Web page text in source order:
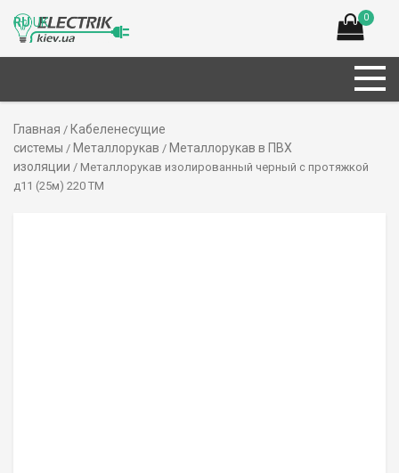
0
Главная / Кабеленесущие
системы / Металлорукав / Металлорукав в ПВХ
изоляции / Металлорукав изолированный черный с протяжкой
д11 (25м) 220 ТМ
RUUK